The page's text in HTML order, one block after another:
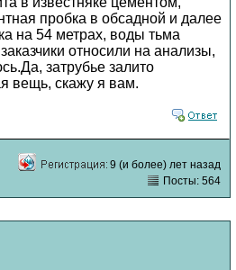
пробка в обсадной и далее
на 54 метрах, воды тьма
относили на анализы,
затрубье залито
вещь, скажу я вам.
9 (и более) лет назад
Посты: 564